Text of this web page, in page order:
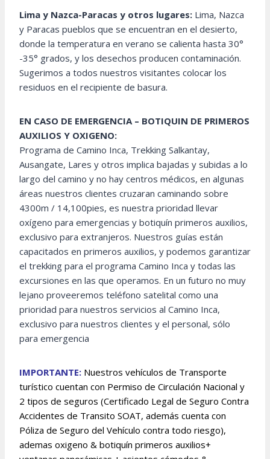
Lima y Nazca-Paracas y otros lugares: Lima, Nazca
y Paracas pueblos que se encuentran en el desierto,
donde la temperatura en verano se calienta hasta 30°
-35° grados, y los desechos producen contaminación.
Sugerimos a todos nuestros visitantes colocar los
residuos en el recipiente de basura.
EN CASO DE EMERGENCIA – BOTIQUIN DE PRIMEROS
AUXILIOS Y OXIGENO:
Programa de Camino Inca, Trekking Salkantay,
Ausangate, Lares y otros implica bajadas y subidas a lo
largo del camino y no hay centros médicos, en algunas
áreas nuestros clientes cruzaran caminando sobre
4300m / 14,100pies, es nuestra prioridad llevar
oxígeno para emergencias y botiquín primeros auxilios,
exclusivo para extranjeros. Nuestros guías están
capacitados en primeros auxilios, y podemos garantizar
el trekking para el programa Camino Inca y todas las
excursiones en las que operamos. En un futuro no muy
lejano proveeremos teléfono satelital como una
prioridad para nuestros servicios al Camino Inca,
exclusivo para nuestros clientes y el personal, sólo
para emergencia
IMPORTANTE: Nuestros vehículos de Transporte
turístico cuentan con Permiso de Circulación Nacional y
2 tipos de seguros (Certificado Legal de Seguro Contra
Accidentes de Transito SOAT, además cuenta con
Póliza de Seguro del Vehículo contra todo riesgo),
ademas oxigeno & botiquín primeros auxilios+